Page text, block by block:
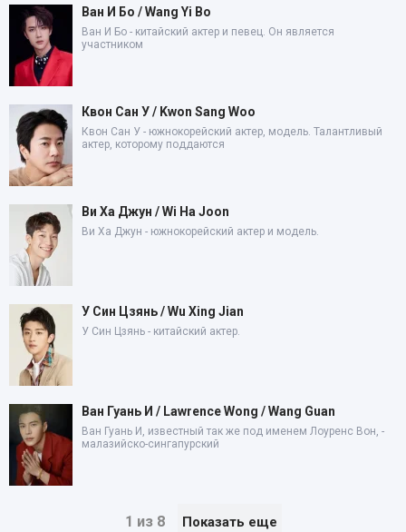
Ван И Бо / Wang Yi Bo
Ван И Бо - китайский актер и певец. Он является
участником
Квон Сан У / Kwon Sang Woo
Квон Сан У - южнокорейский актер, модель. Талантливый
актер, которому поддаются
Ви Ха Джун / Wi Ha Joon
Ви Ха Джун - южнокорейский актер и модель.
У Син Цзянь / Wu Xing Jian
У Син Цзянь - китайский актер.
Ван Гуань И / Lawrence Wong / Wang Guan
Ван Гуань И, известный так же под именем Лоуренс Вон, -
малазийско-сингапурский
1 из 8 Показать еще